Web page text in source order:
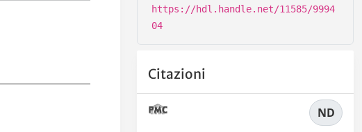
https://hdl.handle.net/11585/9994
04
Citazioni
ND